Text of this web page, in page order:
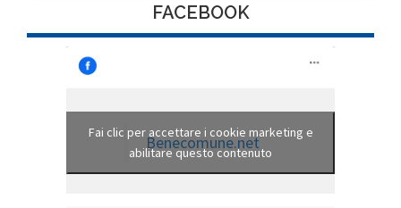
FACEBOOK
Benecomune.net
Fai clic per accettare i cookie marketing e
abilitare questo contenuto